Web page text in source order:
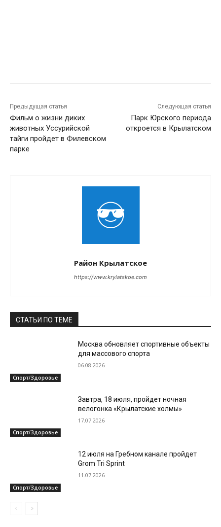
Предыдущая статья
Фильм о жизни диких
животных Уссурийской
тайги пройдет в Филевском
парке
Следующая статья
Парк Юрского периода
откроется в Крылатском
Район Крылатское
https://www.krylatskoe.com
СТАТЬИ ПО ТЕМЕ
Спорт/Здоровье
Москва обновляет спортивные объекты
для массового спорта
06.08.2026
Спорт/Здоровье
Завтра, 18 июля, пройдет ночная
велогонка «Крылатские холмы»
17.07.2026
Спорт/Здоровье
12 июля на Гребном канале пройдет
Grom Tri Sprint
11.07.2026